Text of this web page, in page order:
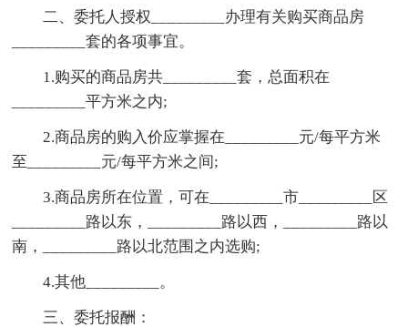
二、委托人授权_________办理有关购买商品房
_________套的各项事宜。
1.购买的商品房共_________套，总面积在
_________平方米之内;
2.商品房的购入价应掌握在_________元/每平方米
至_________元/每平方米之间;
3.商品房所在位置，可在_________市_________区
_________路以东，_________路以西，_________路以
南，_________路以北范围之内选购;
4.其他_________。
三、委托报酬：